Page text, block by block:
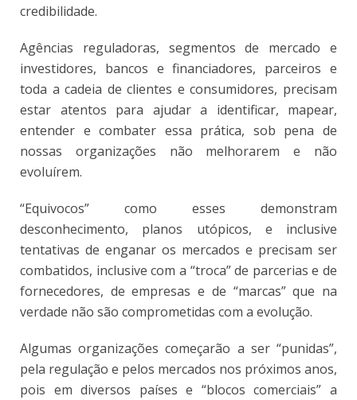
credibilidade.
Agências reguladoras, segmentos de mercado e
investidores, bancos e financiadores, parceiros e
toda a cadeia de clientes e consumidores, precisam
estar atentos para ajudar a identificar, mapear,
entender e combater essa prática, sob pena de
nossas organizações não melhorarem e não
evoluírem.
“Equivocos” como esses demonstram
desconhecimento, planos utópicos, e inclusive
tentativas de enganar os mercados e precisam ser
combatidos, inclusive com a “troca” de parcerias e de
fornecedores, de empresas e de “marcas” que na
verdade não são comprometidas com a evolução.
Algumas organizações começarão a ser “punidas”,
pela regulação e pelos mercados nos próximos anos,
pois em diversos países e “blocos comerciais” a